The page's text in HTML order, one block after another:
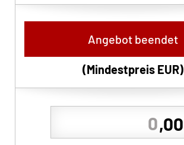
Angebot beendet
(Mindestpreis EUR)
,00